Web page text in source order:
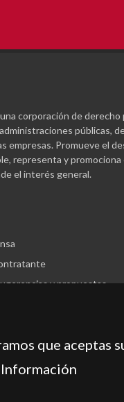
corporación de derecho
públicas,
empresas. Promueve el
representa y promociona
el interés general.
y propuestas
que aceptas
Información